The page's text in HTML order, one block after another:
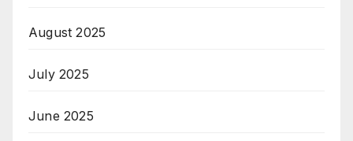
August 2025
July 2025
June 2025